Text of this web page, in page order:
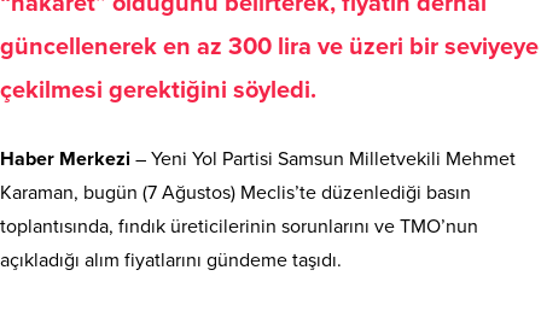
güncellenerek en az 300 lira ve üzeri bir seviyeye
çekilmesi gerektiğini söyledi.
Haber Merkezi – Yeni Yol Partisi Samsun Milletvekili Mehmet
Karaman, bugün (7 Ağustos) Meclis’te düzenlediği basın
toplantısında, fındık üreticilerinin sorunlarını ve TMO’nun
açıkladığı alım fiyatlarını gündeme taşıdı.